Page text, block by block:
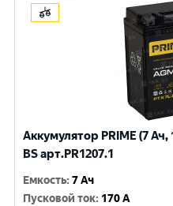
Аккумулятор PRIME (7 Ач,
BS арт.PR1207.1
Емкость:7 Ач
Пусковой ток: 170 A